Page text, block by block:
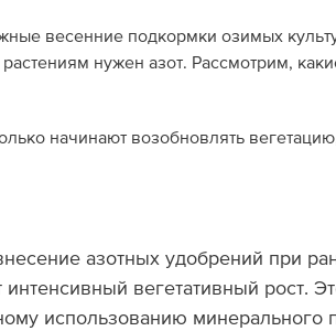
весенние подкормки озимых
растениям нужен азот. Рассмотрим,
начинают возобновлять
азотных удобрений при
интенсивный вегетативный рост.
использованию минерального